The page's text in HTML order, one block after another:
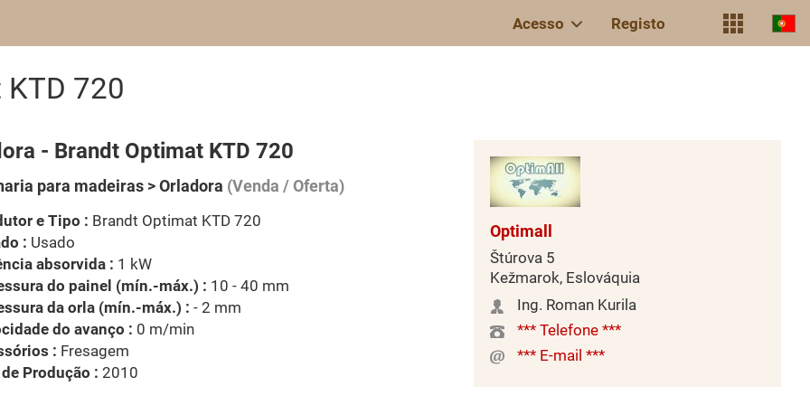
Acesso Registo
720
- Brandt Optimat KTD 720
para madeiras > Orladora (Venda / Oferta)
e Tipo : Brandt Optimat KTD 720
: Usado
absorvida : 1 kW
do painel (mín.-máx.) : 10 - 40 mm
da orla (mín.-máx.) : - 2 mm
do avanço : 0 m/min
: Fresagem
Produção : 2010
Optimall
Štúrova 5
Kežmarok, Eslováquia
Ing. Roman Kurila
*** Telefone ***
*** E-mail ***